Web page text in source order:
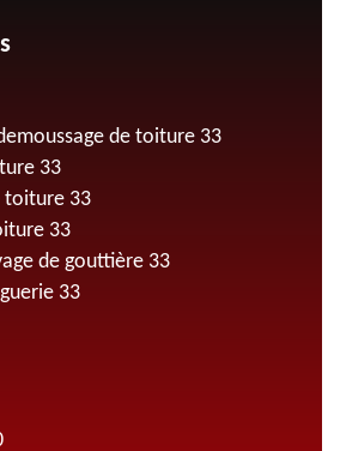
de toiture 33
33
toiture 33
33
de gouttière 33
33